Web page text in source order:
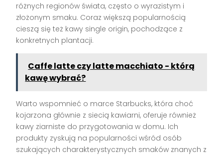
różnych regionów świata, często o wyrazistym i
złożonym smaku. Coraz większą popularnością
cieszą się też kawy single origin, pochodzące z
konkretnych plantacji.
Caffe latte czy latte macchiato - którą
kawę wybrać?
Warto wspomnieć o marce Starbucks, która choć
kojarzona głównie z siecią kawiarni, oferuje również
kawy ziarniste do przygotowania w domu. Ich
produkty zyskują na popularności wśród osób
szukających charakterystycznych smaków znanych z